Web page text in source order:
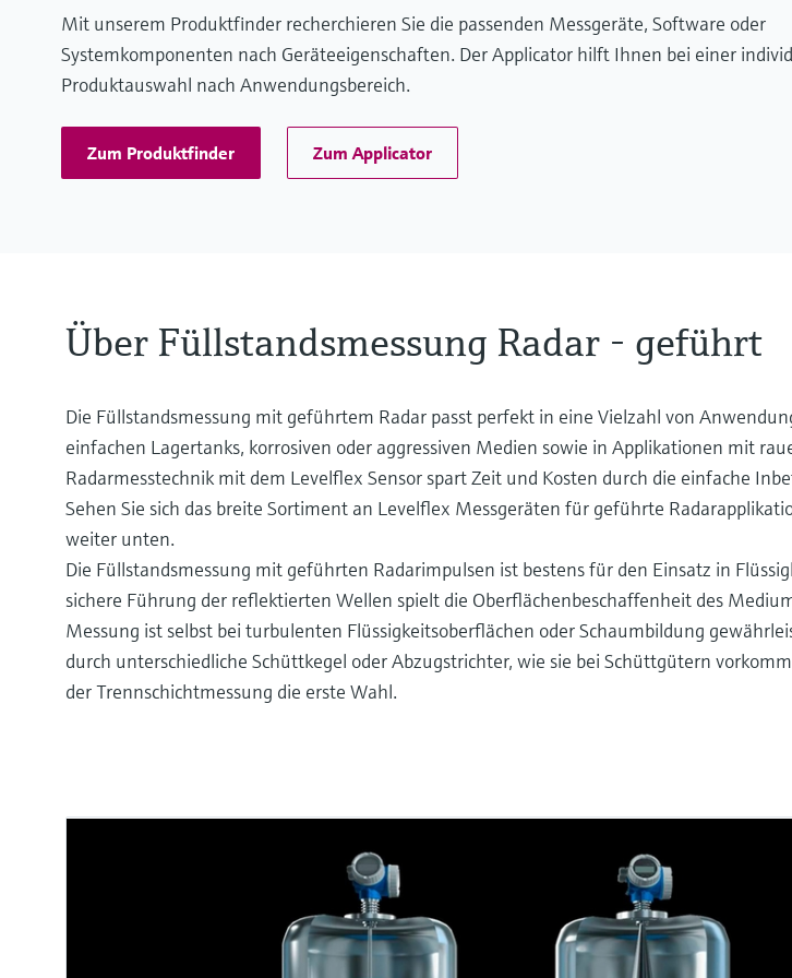
Mit unserem Produktfinder recherchieren Sie die passenden Messgeräte, Software oder
Systemkomponenten nach Geräteeigenschaften. Der Applicator hilft Ihnen bei einer
Produktauswahl nach Anwendungsbereich.
Zum Produktfinder Zum Applicator
Über Füllstandsmessung Radar - geführt
Die Füllstandsmessung mit geführtem Radar passt perfekt in eine Vielzahl von
einfachen Lagertanks, korrosiven oder aggressiven Medien sowie in Applikationen mit
Radarmesstechnik mit dem Levelflex Sensor spart Zeit und Kosten durch die einfache
Sehen Sie sich das breite Sortiment an Levelflex Messgeräten für geführte
weiter unten.
Die Füllstandsmessung mit geführten Radarimpulsen ist bestens für den Einsatz in
sichere Führung der reflektierten Wellen spielt die Oberflächenbeschaffenheit des
Messung ist selbst bei turbulenten Flüssigkeitsoberflächen oder Schaumbildung
durch unterschiedliche Schüttkegel oder Abzugstrichter, wie sie bei Schüttgütern
der Trennschichtmessung die erste Wahl.